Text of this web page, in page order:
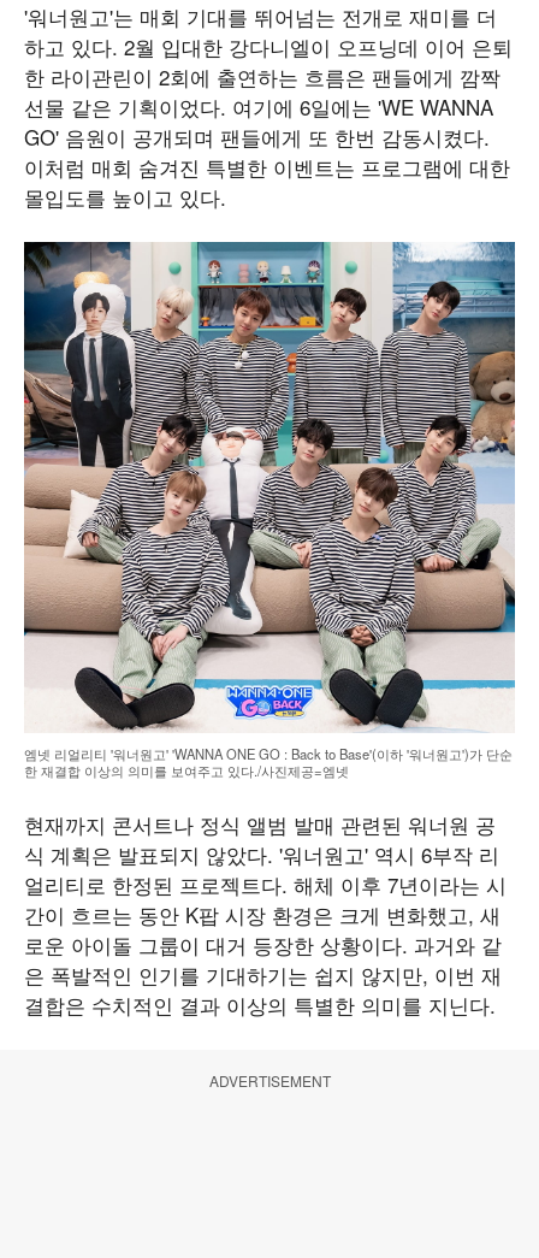
'워너원고'는 매회 기대를 뛰어넘는 전개로 재미를 더
하고 있다. 2월 입대한 강다니엘이 오프닝데 이어 은퇴
한 라이관린이 2회에 출연하는 흐름은 팬들에게 깜짝
선물 같은 기획이었다. 여기에 6일에는 'WE WANNA
GO' 음원이 공개되며 팬들에게 또 한번 감동시켰다.
이처럼 매회 숨겨진 특별한 이벤트는 프로그램에 대한
몰입도를 높이고 있다.
엠넷 리얼리티 '워너원고' 'WANNA ONE GO : Back to Base'(이하 '워너원고')가 단순
한 재결합 이상의 의미를 보여주고 있다./사진제공=엠넷
현재까지 콘서트나 정식 앨범 발매 관련된 워너원 공
식 계획은 발표되지 않았다. '워너원고' 역시 6부작 리
얼리티로 한정된 프로젝트다. 해체 이후 7년이라는 시
간이 흐르는 동안 K팝 시장 환경은 크게 변화했고, 새
로운 아이돌 그룹이 대거 등장한 상황이다. 과거와 같
은 폭발적인 인기를 기대하기는 쉽지 않지만, 이번 재
결합은 수치적인 결과 이상의 특별한 의미를 지닌다.
ADVERTISEMENT